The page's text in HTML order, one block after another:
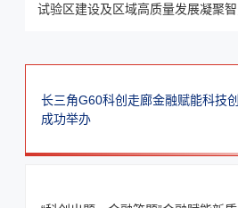
试验区建设及区域高质量发展凝聚智
长三角G60科创走廊金融赋能科技
成功举办